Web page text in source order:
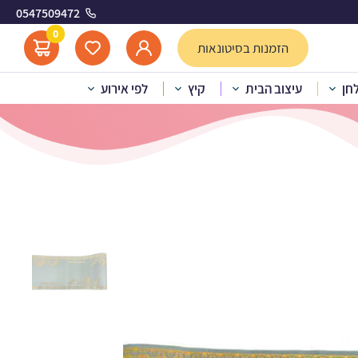
0547509472
הזמנות בסיטונאות
0
עיצוב הבית קיץ לפי אירוע
מטאלי
טורקיז מטאלי